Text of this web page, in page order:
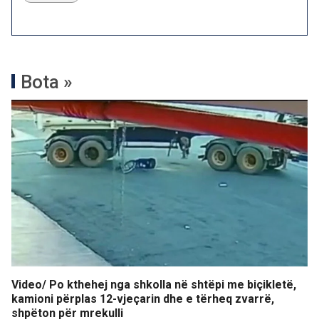
Bota »
Video/ Po kthehej nga shkolla në shtëpi me biçikletë,
kamioni përplas 12-vjeçarin dhe e tërheq zvarrë,
shpëton për mrekulli